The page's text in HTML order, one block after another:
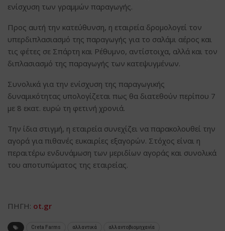
ενίσχυση των γραμμών παραγωγής.
Προς αυτή την κατεύθυνση, η εταιρεία δρομολογεί τον
υπερδιπλασιασμό της παραγωγής για το σαλάμι αέρος και
τις φέτες σε Σπάρτη και Ρέθυμνο, αντίστοιχα, αλλά και τον
διπλασιασμό της παραγωγής των κατεψυγμένων.
Συνολικά για την ενίσχυση της παραγωγικής
δυναμικότητας υπολογίζεται πως θα διατεθούν περίπου 7
με 8 εκατ. ευρώ τη φετινή χρονιά.
Την ίδια στιγμή, η εταιρεία συνεχίζει να παρακολουθεί την
αγορά για πιθανές ευκαιρίες εξαγορών. Στόχος είναι η
περαιτέρω ενδυνάμωση των μεριδίων αγοράς και συνολικά
του αποτυπώματος της εταιρείας.
ΠΗΓΗ: ot.gr
Creta Farms αλλαντικά αλλαντοβιομηχανία